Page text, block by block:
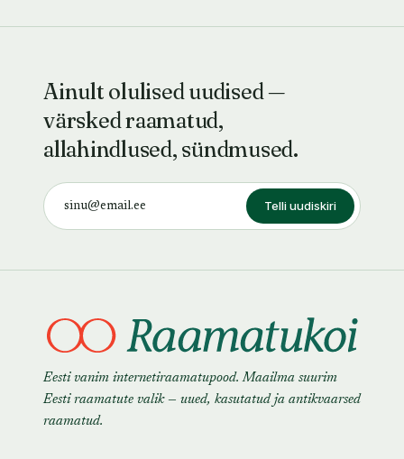
Ainult olulised uudised —
värsked raamatud,
allahindlused, sündmused.
Telli uudiskiri
Eesti vanim internetiraamatupood. Maailma suurim
Eesti raamatute valik — uued, kasutatud ja antikvaarsed
raamatud.